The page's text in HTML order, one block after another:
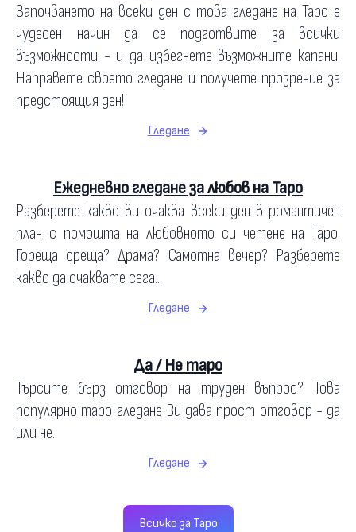
Започването на всеки ден с това гледане на Таро е
чудесен начин да се подготвите за всички
възможности - и да избегнете възможните капани.
Направете своето гледане и получете прозрение за
предстоящия ден!
Гледане
Ежедневно гледане за любов на Таро
Разберете какво ви очаква всеки ден в романтичен
план с помощта на любовното си четене на Таро.
Гореща среща? Драма? Самотна вечер? Разберете
какво да очаквате сега...
Гледане
Да / Не таро
Търсите бърз отговор на труден въпрос? Това
популярно таро гледане Ви дава прост отговор - да
или не.
Гледане
Всичко за Таро